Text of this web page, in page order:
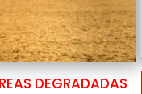
DEGRADADAS